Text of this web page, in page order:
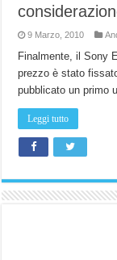
9 Marzo, 2010
Finalmente, il Sony
prezzo è stato
pubblicato un primo
Leggi tutto